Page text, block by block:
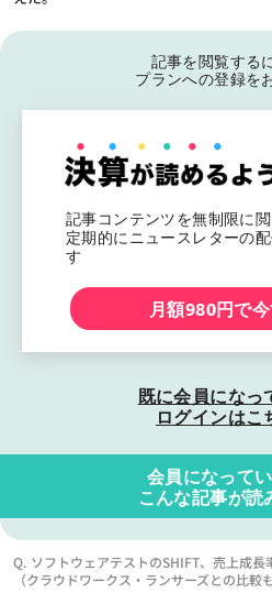
記事を閲覧する
プランへの登録を
記事コンテンツを無制限に
定期的にニュースレターの
す
月額980円で
既に会員になっ
ログインはこ
会員になって
こんな記事が読
Q. ソフトウェアテストのSHIFT、売上成長
（クラウドワークス・ランサーズとの比較